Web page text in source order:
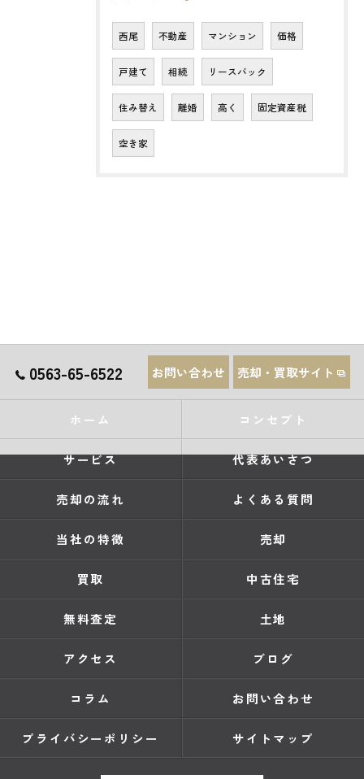
西尾 不動産 マンション 価格
戸建て 相続 リースバック
住み替え 離婚 高く 固定資産税
空き家
0563-65-6522 お問い合わせ 売却・買取サイト
ホーム コンセプト
サービス 代表あいさつ
売却の流れ よくある質問
当社の特徴 売却
買取 中古住宅
無料査定 土地
アクセス ブログ
コラム お問い合わせ
プライバシーポリシー サイトマップ